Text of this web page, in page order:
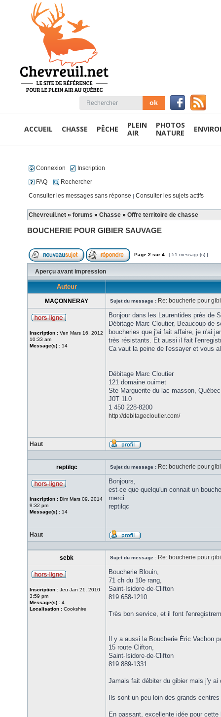
ACCUEIL CHASSE PÊCHE
PLEIN
AIR
PHOTOS
NATURE
Connexion
Inscription
FAQ
Rechercher
Consulter les messages sans réponse | Consulter les sujets actifs
Chevreuil.net » forums » Chasse » Offre territoire de chasse
BOUCHERIE POUR GIBIER SAUVAGE
Page 2 sur 4 [ 51 message(s) ]
Aperçu avant impression
Auteur
MAÇONNERAY Sujet du message : Re: boucherie pour
Inscription : Ven Mars 16, 2012
10:33 am
Message(s) : 14
Bonjour dans les Laurentides près de
Débitage Marc Cloutier, Beaucoup de
boucheries que j'ai fait affaire, je n'ai
très résistants. Et aussi il fait
Ca vaut la peine de l'essayer et vous
Débitage Marc Cloutier
121 domaine ouimet
Ste-Marguerite du lac masson, Québec
J0T 1L0
1 450 228-8200
http://debitagecloutier.com/
Haut
reptilqc Sujet du message : Re: boucherie pour
Inscription : Dim Mars 09, 2014
9:32 pm
Message(s) : 14
Bonjours,
est-ce que quelqu'un connait un
merci
reptilqc
Haut
sebk Sujet du message : Re: boucherie pour
Inscription : Jeu Jan 21, 2010
3:59 pm
Message(s) : 4
Localisation : Cookshire
Boucherie Blouin,
71 ch du 10e rang,
Saint-Isidore-de-Clifton
819 658-1210
Très bon service, et il font
Il y a aussi la Boucherie Éric Vachon
15 route Clifton,
Saint-Isidore-de-Clifton
819 889-1331
Jamais fait débiter du gibier mais j'y
Ils sont un peu loin des grands
En passant, excellente idée pour cette